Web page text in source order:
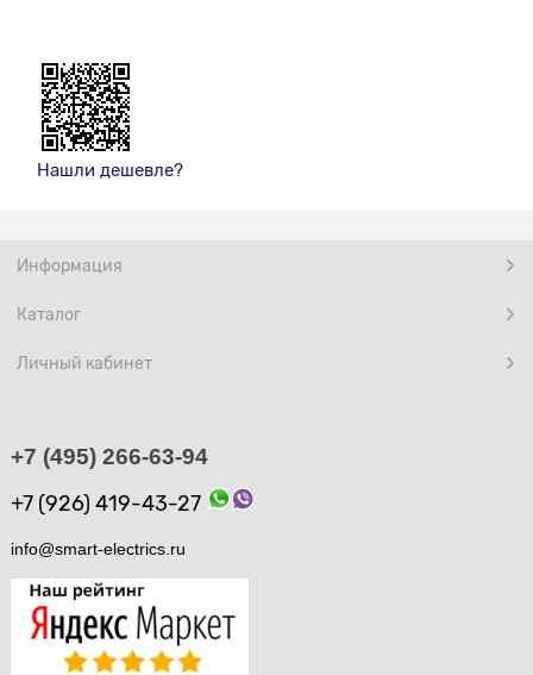
Нашли дешевле?
Информация
Каталог
Личный кабинет
+7 (495) 266-63-94
+7 (926) 419-43-27
info@smart-electrics.ru